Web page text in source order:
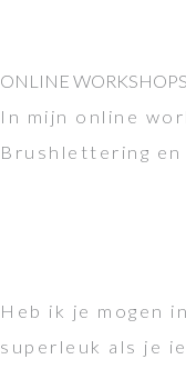
ONLINE WORKSHOPS
In mijn online
Brushlettering
Heb ik je mogen
superleuk als je